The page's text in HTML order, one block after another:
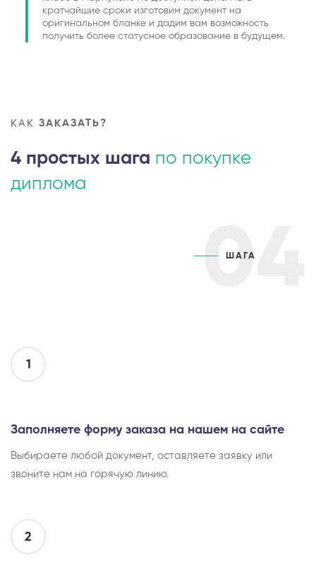
кратчайшие сроки изготовим документ на
оригинальном бланке и дадим вам возможность
получить более статусное образование в будущем.
КАК ЗАКАЗАТЬ?
4 простых шага по покупке
диплома
04
ШАГА
1
Заполняете форму заказа на нашем на сайте
Выбираете любой документ, оставляете заявку или
звоните нам на горячую линию.
2